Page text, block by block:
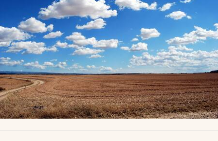
USA